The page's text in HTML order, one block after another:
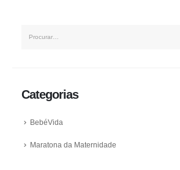
Categorias
BebéVida
Maratona da Maternidade